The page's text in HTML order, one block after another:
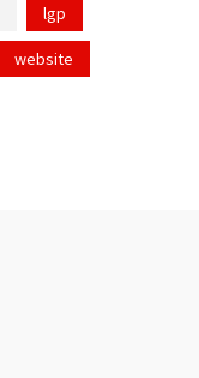
lgp
website